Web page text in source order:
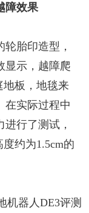
障效果
胎印造型，
显示，越障爬
地板，地毯来
在实际过程中
行了测试，
约为1.5cm的